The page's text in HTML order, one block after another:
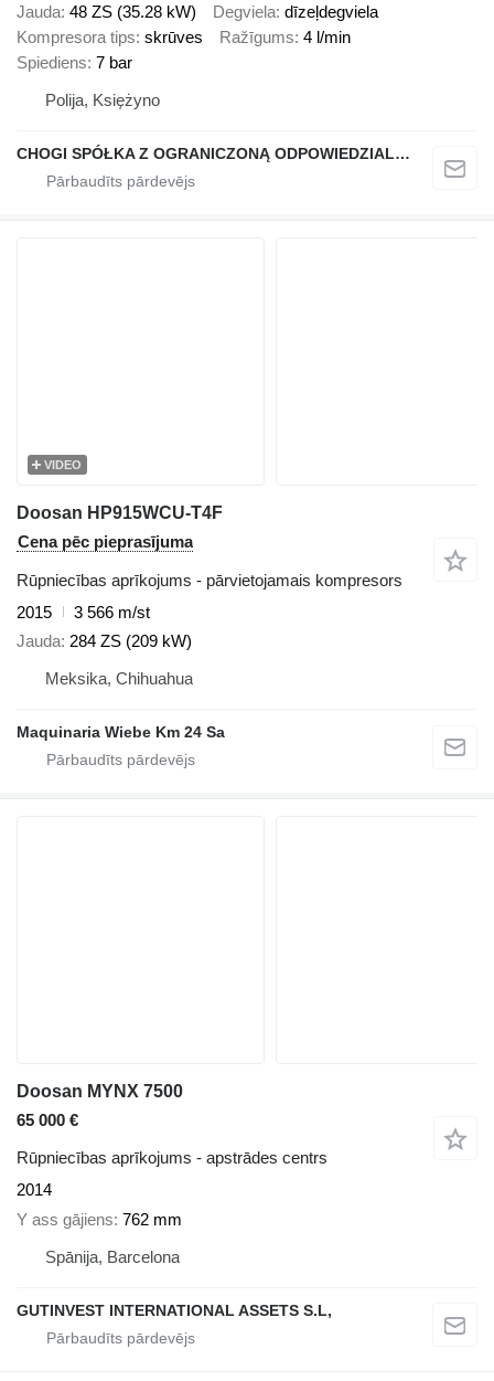
Jauda 48 ZS (35.28 kW) Degviela dīzeļdegviela
Kompresora tips skrūves Ražīgums 4 l/min
Spiediens 7 bar
Polija, Księżyno
CHOGI SPÓŁKA Z OGRANICZONĄ ODPOWIEDZIALNOŚCIĄ
VIDEO
Doosan HP915WCU-T4F
Cena pēc pieprasījuma
Rūpniecības aprīkojums - pārvietojamais kompresors
2015
3 566 m/st
Jauda 284 ZS (209 kW)
Meksika, Chihuahua
Maquinaria Wiebe Km 24 Sa
Doosan MYNX 7500
65 000 €
Rūpniecības aprīkojums - apstrādes centrs
2014
Y ass gājiens 762 mm
Spānija, Barcelona
GUTINVEST INTERNATIONAL ASSETS S.L,